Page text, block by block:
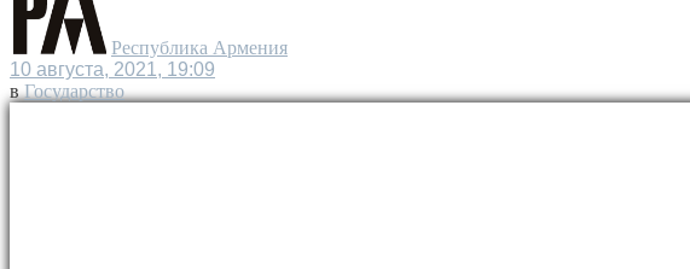
Республика Армения
10 августа, 2021, 19:09
в Государство